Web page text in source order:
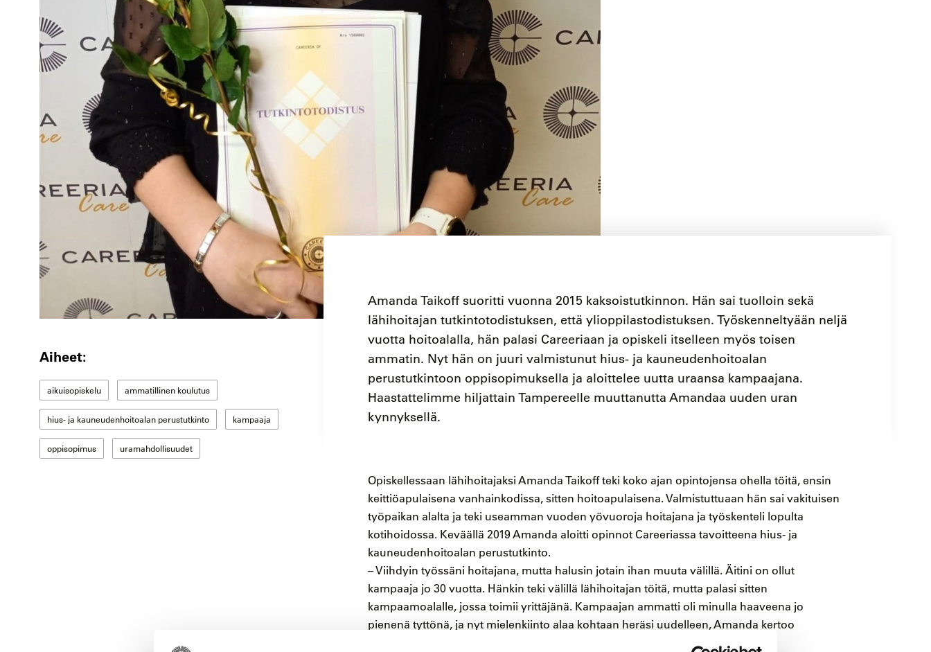
Aiheet:
aikuisopiskelu ammatillinen koulutus
hius- ja kauneudenhoitoalan perustutkinto kampaaja
oppisopimus uramahdollisuudet
Amanda Taikoff suoritti vuonna 2015 kaksoistutkinnon. Hän sai tuolloin sekä
lähihoitajan tutkintotodistuksen, että ylioppilastodistuksen. Työskenneltyään neljä
vuotta hoitoalalla, hän palasi Careeriaan ja opiskeli itselleen myös toisen
ammatin. Nyt hän on juuri valmistunut hius- ja kauneudenhoitoalan
perustutkintoon oppisopimuksella ja aloittelee uutta uraansa kampaajana.
Haastattelimme hiljattain Tampereelle muuttanutta Amandaa uuden uran
kynnyksellä.
Opiskellessaan lähihoitajaksi Amanda Taikoff teki koko ajan opintojensa ohella töitä, ensin
keittiöapulaisena vanhainkodissa, sitten hoitoapulaisena. Valmistuttuaan hän sai vakituisen
työpaikan alalta ja teki useamman vuoden yövuoroja hoitajana ja työskenteli lopulta
kotihoidossa. Keväällä 2019 Amanda aloitti opinnot Careeriassa tavoitteena hius- ja
kauneudenhoitoalan perustutkinto.
– Viihdyin työssäni hoitajana, mutta halusin jotain ihan muuta välillä. Äitini on ollut
kampaaja jo 30 vuotta. Hänkin teki välillä lähihoitajan töitä, mutta palasi sitten
kampaamoalalle, jossa toimii yrittäjänä. Kampaajan ammatti oli minulla haaveena jo
pienenä tyttönä, ja nyt mielenkiinto alaa kohtaan heräsi uudelleen, Amanda kertoo